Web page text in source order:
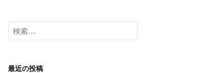
検
索:
最近の投稿